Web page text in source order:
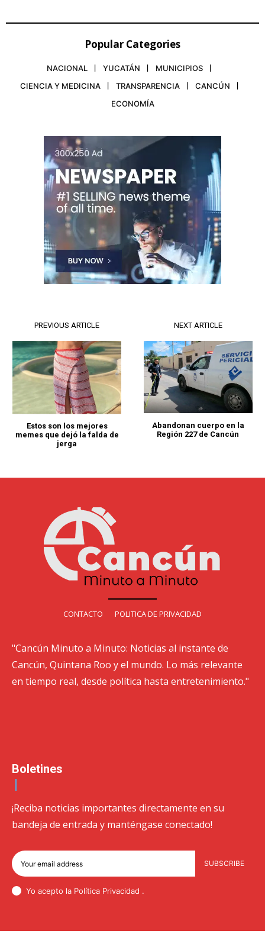
Popular Categories
NACIONAL YUCATÁN
MUNICIPIOS
CIENCIA Y MEDICINA
TRANSPARENCIA
CANCÚN
ECONOMÍA
PREVIOUS ARTICLE
Estos son los mejores
memes que dejó la falda de
jerga
NEXT ARTICLE
Abandonan cuerpo en la
Región 227 de Cancún
CONTACTO POLITICA DE PRIVACIDAD
"Cancún Minuto a Minuto: Noticias al instante de
Cancún, Quintana Roo y el mundo. Lo más relevante
en tiempo real, desde política hasta entretenimiento."
Boletines
¡Reciba noticias importantes directamente en su
bandeja de entrada y manténgase conectado!
SUBSCRIBE
Yo acepto la Política Privacidad .